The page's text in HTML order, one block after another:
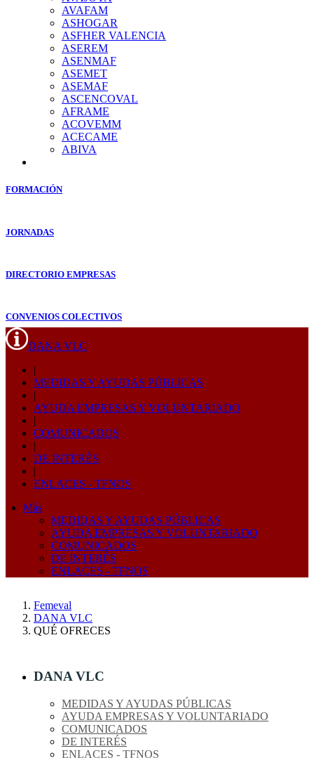
AVAFAM
ASHOGAR
ASFHER VALENCIA
ASEREM
ASENMAF
ASEMET
ASEMAF
ASCENCOVAL
AFRAME
ACOVEMM
ACECAME
ABIVA
FORMACIÓN
JORNADAS
DIRECTORIO EMPRESAS
CONVENIOS COLECTIVOS
DANA VLC
|
MEDIDAS Y AYUDAS PÚBLICAS
|
AYUDA EMPRESAS Y VOLUNTARIADO
|
COMUNICADOS
|
DE INTERÉS
|
ENLACES - TFNOS
Más
MEDIDAS Y AYUDAS PÚBLICAS
AYUDA EMPRESAS Y VOLUNTARIADO
COMUNICADOS
DE INTERÉS
ENLACES - TFNOS
Femeval
DANA VLC
QUÉ OFRECES
DANA VLC
MEDIDAS Y AYUDAS PÚBLICAS
AYUDA EMPRESAS Y VOLUNTARIADO
COMUNICADOS
DE INTERÉS
ENLACES - TFNOS